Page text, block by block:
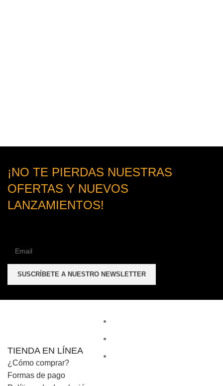
¡NO TE PIERDAS NUESTRAS
OFERTAS Y NUEVOS
LANZAMIENTOS!
TIENDA EN LÍNEA
¿Cómo comprar?
Formas de pago